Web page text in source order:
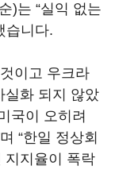
)는 “실익 없는
습니다.
이고 우크라
실화 되지 않았
국이 오히려
“한일 정상회
지지율이 폭락